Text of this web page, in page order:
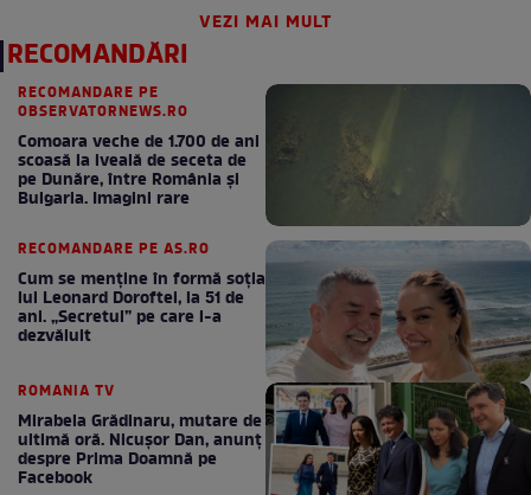
VEZI MAI MULT
RECOMANDĂRI
RECOMANDARE PE
OBSERVATORNEWS.RO
Comoara veche de 1.700 de ani
scoasă la iveală de seceta de
pe Dunăre, între România şi
Bulgaria. Imagini rare
RECOMANDARE PE AS.RO
Cum se menţine în formă soţia
lui Leonard Doroftei, la 51 de
ani. „Secretul” pe care l-a
dezvăluit
ROMANIA TV
Mirabela Grădinaru, mutare de
ultimă oră. Nicuşor Dan, anunţ
despre Prima Doamnă pe
Facebook